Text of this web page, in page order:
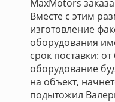
MaxMotors
Вместе с этим
изготовление
оборудования
срок поставки:
оборудование
на объект,
подытожил